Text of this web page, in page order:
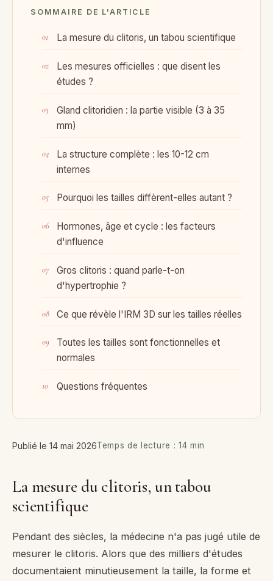
SOMMAIRE DE L'ARTICLE
La mesure du clitoris, un tabou scientifique
Les mesures officielles : que disent les
études ?
Gland clitoridien : la partie visible (3 à 35
mm)
La structure complète : les 10-12 cm
internes
Pourquoi les tailles diffèrent-elles autant ?
Hormones, âge et cycle : les facteurs
d'influence
Gros clitoris : quand parle-t-on
d'hypertrophie ?
Ce que révèle l'IRM 3D sur les tailles réelles
Toutes les tailles sont fonctionnelles et
normales
Questions fréquentes
Publié le 14 mai 2026Temps de lecture : 14 min
La mesure du clitoris, un tabou
scientifique
Pendant des siècles, la médecine n'a pas jugé utile de
mesurer le clitoris. Alors que des milliers d'études
documentaient minutieusement la taille, la forme et